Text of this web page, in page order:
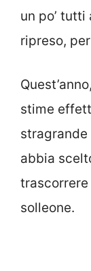
un po’
ripreso,
stime
abbia
trascorrere
solleone.